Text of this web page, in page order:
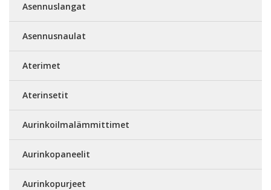
Asennuslangat
Asennusnaulat
Aterimet
Aterinsetit
Aurinkoilmalämmittimet
Aurinkopaneelit
Aurinkopurjeet